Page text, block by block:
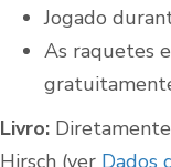
Jogado
As raquetes
Livro:
Hirsch (ver Dados